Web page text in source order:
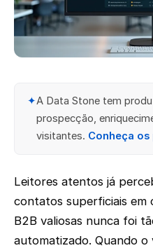
✦A Data Stone tem
prospecção,
visitantes. Conheça
Leitores atentos já
contatos superficiais em
B2B valiosas nunca foi
automatizado. Quando